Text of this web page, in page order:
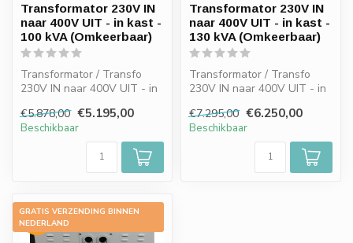
Transformator 230V IN
naar 400V UIT - in kast -
100 kVA (Omkeerbaar)
Transformator / Transfo
230V IN naar 400V UIT - in
(Omkeerbaar) E...
€5.878,00 €5.195,00
Beschikbaar
Transformator 230V IN
naar 400V UIT - in kast -
130 kVA (Omkeerbaar)
Transformator / Transfo
230V IN naar 400V UIT - in
(Omkeerbaar)
1...
€7.295,00 €6.250,00
Beschikbaar
GRATIS VERZENDING BINNEN
NEDERLAND
-10%